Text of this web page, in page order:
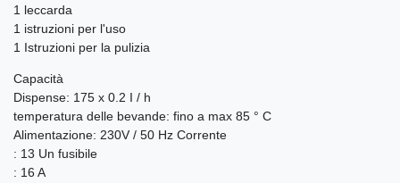
1 leccarda
1 istruzioni per l'uso
1 Istruzioni per la pulizia
Capacità
Dispense: 175 x 0.2 I / h
temperatura delle bevande: fino a max 85 ° C
Alimentazione: 230V / 50 Hz Corrente
: 13 Un fusibile
: 16 A